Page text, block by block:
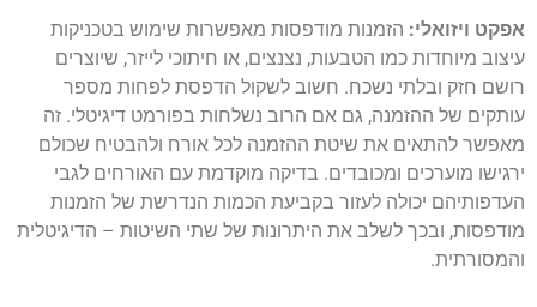
אפקט ויזואלי: הזמנות מודפסות מאפשרות שימוש בטכניקות
עיצוב מיוחדות כמו הטבעות, נצנצים, או חיתוכי לייזר, שיוצרים
רושם חזק ובלתי נשכח. חשוב לשקול הדפסת לפחות מספר
עותקים של ההזמנה, גם אם הרוב נשלחות בפורמט דיגיטלי. זה
מאפשר להתאים את שיטת ההזמנה לכל אורח ולהבטיח שכולם
ירגישו מוערכים ומכובדים. בדיקה מוקדמת עם האורחים לגבי
העדפותיהם יכולה לעזור בקביעת הכמות הנדרשת של הזמנות
מודפסות, ובכך לשלב את היתרונות של שתי השיטות – הדיגיטלית
והמסורתית.